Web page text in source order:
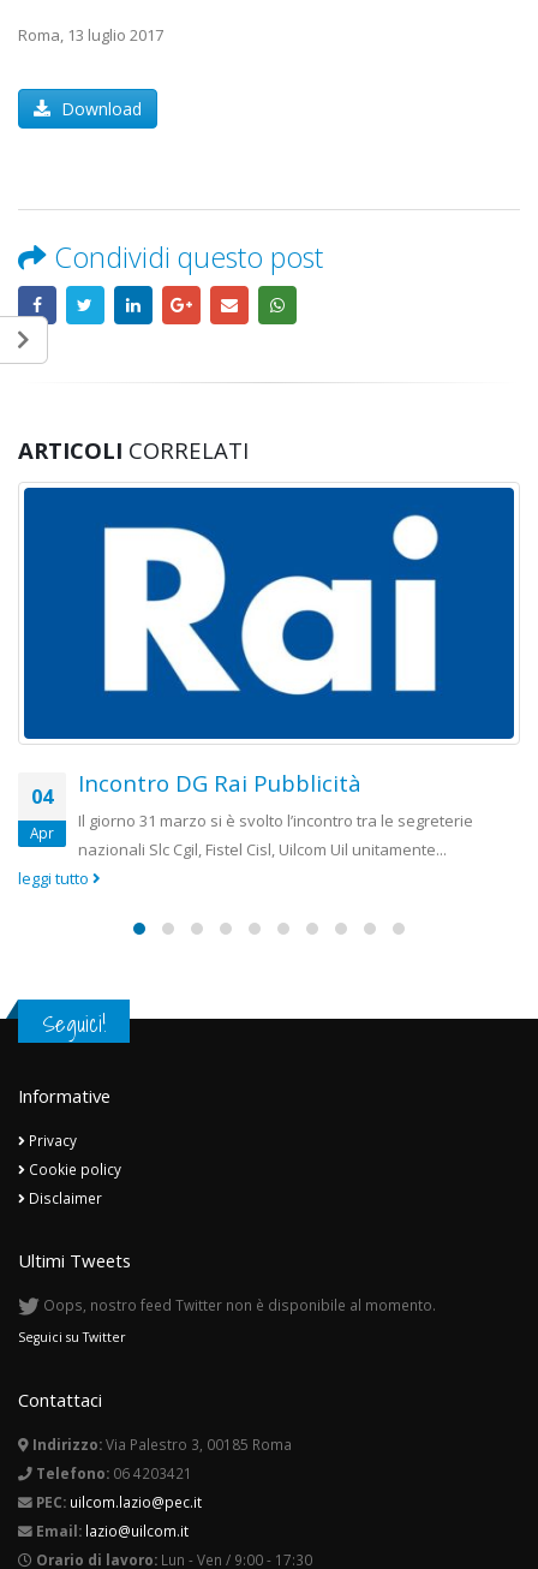
Roma, 13 luglio 2017
Download
Condividi questo post
ARTICOLI CORRELATI
04
Apr
Incontro DG Rai Pubblicità
Il giorno 31 marzo si è svolto l’incontro tra le segreterie
nazionali Slc Cgil, Fistel Cisl, Uilcom Uil unitamente...
leggi tutto
Seguici!
Informative
Privacy
Cookie policy
Disclaimer
Ultimi Tweets
Oops, nostro feed Twitter non è disponibile al momento.
Seguici su Twitter
Contattaci
Indirizzo:Via Palestro 3, 00185 Roma
Telefono: 06 4203421
PEC: uilcom.lazio@pec.it
Email: lazio@uilcom.it
Orario di lavoro: Lun - Ven / 9:00 - 17:30